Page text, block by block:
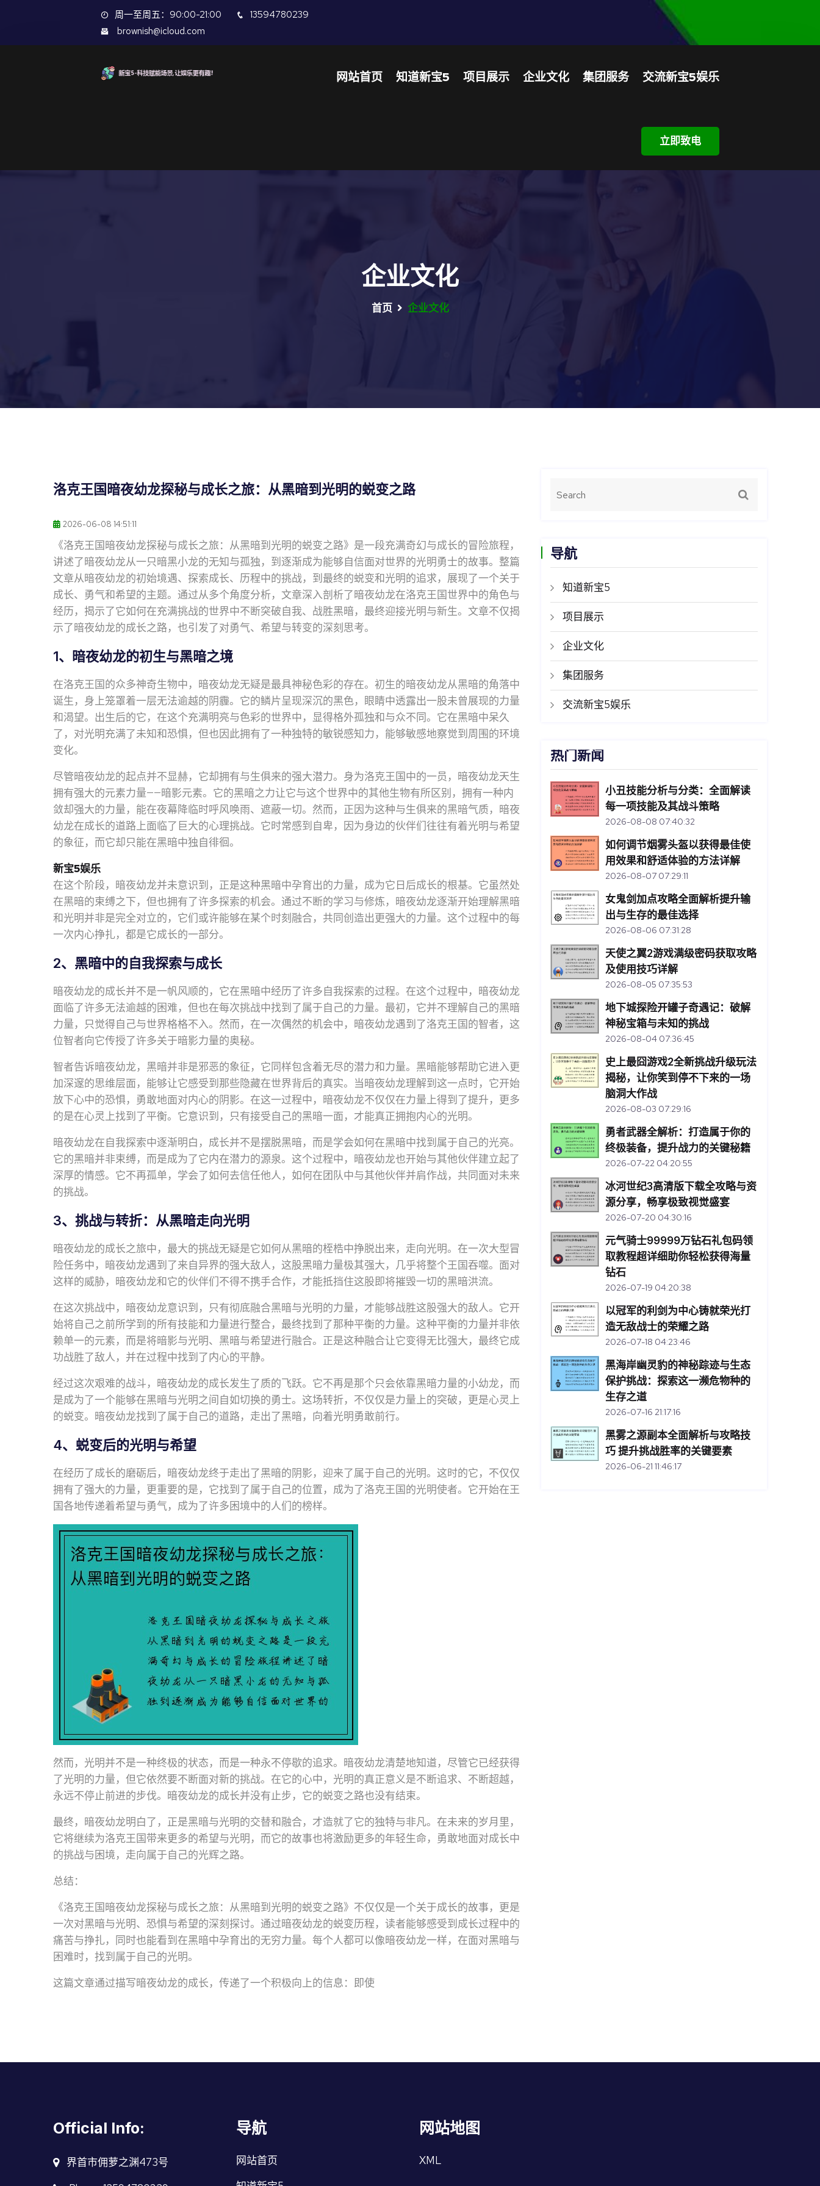
周一至周五：90:00-21:00
13594780239
brownish@icloud.com
网站首页 知道新宝5 项目展示 企业文化 集团服务 交流新宝5娱乐
立即致电
企业文化
首页 企业文化
洛克王国暗夜幼龙探秘与成长之旅：从黑暗到光明的蜕变之路
2026-06-08 14:51:11
《洛克王国暗夜幼龙探秘与成长之旅：从黑暗到光明的蜕变之路》是一段充满奇幻与成长的冒险旅程，
讲述了暗夜幼龙从一只暗黑小龙的无知与孤独，到逐渐成为能够自信面对世界的光明勇士的故事。整篇
文章从暗夜幼龙的初始境遇、探索成长、历程中的挑战，到最终的蜕变和光明的追求，展现了一个关于
成长、勇气和希望的主题。通过从多个角度分析，文章深入剖析了暗夜幼龙在洛克王国世界中的角色与
经历，揭示了它如何在充满挑战的世界中不断突破自我、战胜黑暗，最终迎接光明与新生。文章不仅揭
示了暗夜幼龙的成长之路，也引发了对勇气、希望与转变的深刻思考。
1、暗夜幼龙的初生与黑暗之境
在洛克王国的众多神奇生物中，暗夜幼龙无疑是最具神秘色彩的存在。初生的暗夜幼龙从黑暗的角落中
诞生，身上笼罩着一层无法逾越的阴霾。它的鳞片呈现深沉的黑色，眼睛中透露出一股未曾展现的力量
和渴望。出生后的它，在这个充满明亮与色彩的世界中，显得格外孤独和与众不同。它在黑暗中呆久
了，对光明充满了未知和恐惧，但也因此拥有了一种独特的敏锐感知力，能够敏感地察觉到周围的环境
变化。
尽管暗夜幼龙的起点并不显赫，它却拥有与生俱来的强大潜力。身为洛克王国中的一员，暗夜幼龙天生
拥有强大的元素力量——暗影元素。它的黑暗之力让它与这个世界中的其他生物有所区别，拥有一种内
敛却强大的力量，能在夜幕降临时呼风唤雨、遮蔽一切。然而，正因为这种与生俱来的黑暗气质，暗夜
幼龙在成长的道路上面临了巨大的心理挑战。它时常感到自卑，因为身边的伙伴们往往有着光明与希望
的象征，而它却只能在黑暗中独自徘徊。
新宝5娱乐
在这个阶段，暗夜幼龙并未意识到，正是这种黑暗中孕育出的力量，成为它日后成长的根基。它虽然处
在黑暗的束缚之下，但也拥有了许多探索的机会。通过不断的学习与修炼，暗夜幼龙逐渐开始理解黑暗
和光明并非是完全对立的，它们或许能够在某个时刻融合，共同创造出更强大的力量。这个过程中的每
一次内心挣扎，都是它成长的一部分。
2、黑暗中的自我探索与成长
暗夜幼龙的成长并不是一帆风顺的，它在黑暗中经历了许多自我探索的过程。在这个过程中，暗夜幼龙
面临了许多无法逾越的困难，但也在每次挑战中找到了属于自己的力量。最初，它并不理解自己的黑暗
力量，只觉得自己与世界格格不入。然而，在一次偶然的机会中，暗夜幼龙遇到了洛克王国的智者，这
位智者向它传授了许多关于暗影力量的奥秘。
智者告诉暗夜幼龙，黑暗并非是邪恶的象征，它同样包含着无尽的潜力和力量。黑暗能够帮助它进入更
加深邃的思维层面，能够让它感受到那些隐藏在世界背后的真实。当暗夜幼龙理解到这一点时，它开始
放下心中的恐惧，勇敢地面对内心的阴影。在这一过程中，暗夜幼龙不仅仅在力量上得到了提升，更多
的是在心灵上找到了平衡。它意识到，只有接受自己的黑暗一面，才能真正拥抱内心的光明。
暗夜幼龙在自我探索中逐渐明白，成长并不是摆脱黑暗，而是学会如何在黑暗中找到属于自己的光亮。
它的黑暗并非束缚，而是成为了它内在潜力的源泉。这个过程中，暗夜幼龙也开始与其他伙伴建立起了
深厚的情感。它不再孤单，学会了如何去信任他人，如何在团队中与其他伙伴并肩作战，共同面对未来
的挑战。
3、挑战与转折：从黑暗走向光明
暗夜幼龙的成长之旅中，最大的挑战无疑是它如何从黑暗的桎梏中挣脱出来，走向光明。在一次大型冒
险任务中，暗夜幼龙遇到了来自异界的强大敌人，这股黑暗力量极其强大，几乎将整个王国吞噬。面对
这样的威胁，暗夜幼龙和它的伙伴们不得不携手合作，才能抵挡住这股即将摧毁一切的黑暗洪流。
在这次挑战中，暗夜幼龙意识到，只有彻底融合黑暗与光明的力量，才能够战胜这股强大的敌人。它开
始将自己之前所学到的所有技能和力量进行整合，最终找到了那种平衡的力量。这种平衡的力量并非依
赖单一的元素，而是将暗影与光明、黑暗与希望进行融合。正是这种融合让它变得无比强大，最终它成
功战胜了敌人，并在过程中找到了内心的平静。
经过这次艰难的战斗，暗夜幼龙的成长发生了质的飞跃。它不再是那个只会依靠黑暗力量的小幼龙，而
是成为了一个能够在黑暗与光明之间自如切换的勇士。这场转折，不仅仅是力量上的突破，更是心灵上
的蜕变。暗夜幼龙找到了属于自己的道路，走出了黑暗，向着光明勇敢前行。
4、蜕变后的光明与希望
在经历了成长的磨砺后，暗夜幼龙终于走出了黑暗的阴影，迎来了属于自己的光明。这时的它，不仅仅
拥有了强大的力量，更重要的是，它找到了属于自己的位置，成为了洛克王国的光明使者。它开始在王
国各地传递着希望与勇气，成为了许多困境中的人们的榜样。
然而，光明并不是一种终极的状态，而是一种永不停歇的追求。暗夜幼龙清楚地知道，尽管它已经获得
了光明的力量，但它依然要不断面对新的挑战。在它的心中，光明的真正意义是不断追求、不断超越，
永远不停止前进的步伐。暗夜幼龙的成长并没有止步，它的蜕变之路也没有结束。
最终，暗夜幼龙明白了，正是黑暗与光明的交替和融合，才造就了它的独特与非凡。在未来的岁月里，
它将继续为洛克王国带来更多的希望与光明，而它的故事也将激励更多的年轻生命，勇敢地面对成长中
的挑战与困境，走向属于自己的光辉之路。
总结：
《洛克王国暗夜幼龙探秘与成长之旅：从黑暗到光明的蜕变之路》不仅仅是一个关于成长的故事，更是
一次对黑暗与光明、恐惧与希望的深刻探讨。通过暗夜幼龙的蜕变历程，读者能够感受到成长过程中的
痛苦与挣扎，同时也能看到在黑暗中孕育出的无穷力量。每个人都可以像暗夜幼龙一样，在面对黑暗与
困难时，找到属于自己的光明。
这篇文章通过描写暗夜幼龙的成长，传递了一个积极向上的信息：即使
导航
知道新宝5
项目展示
企业文化
集团服务
交流新宝5娱乐
热门新闻
小丑技能分析与分类：全面解读
每一项技能及其战斗策略
2026-08-08 07:40:32
如何调节烟雾头盔以获得最佳使
用效果和舒适体验的方法详解
2026-08-07 07:29:11
女鬼剑加点攻略全面解析提升输
出与生存的最佳选择
2026-08-06 07:31:28
天使之翼2游戏满级密码获取攻略
及使用技巧详解
2026-08-05 07:35:53
地下城探险开罐子奇遇记：破解
神秘宝箱与未知的挑战
2026-08-04 07:36:45
史上最囧游戏2全新挑战升级玩法
揭秘，让你笑到停不下来的一场
脑洞大作战
2026-08-03 07:29:16
勇者武器全解析：打造属于你的
终极装备，提升战力的关键秘籍
2026-07-22 04:20:55
冰河世纪3高清版下载全攻略与资
源分享，畅享极致视觉盛宴
2026-07-20 04:30:16
元气骑士99999万钻石礼包码领
取教程超详细助你轻松获得海量
钻石
2026-07-19 04:20:38
以冠军的利剑为中心铸就荣光打
造无敌战士的荣耀之路
2026-07-18 04:23:46
黑海岸幽灵豹的神秘踪迹与生态
保护挑战：探索这一濒危物种的
生存之道
2026-07-16 21:17:16
黑雾之源副本全面解析与攻略技
巧 提升挑战胜率的关键要素
2026-06-21 11:46:17
Official Info:
界首市佣萝之渊473号
导航
网站首页
网站地图
XML